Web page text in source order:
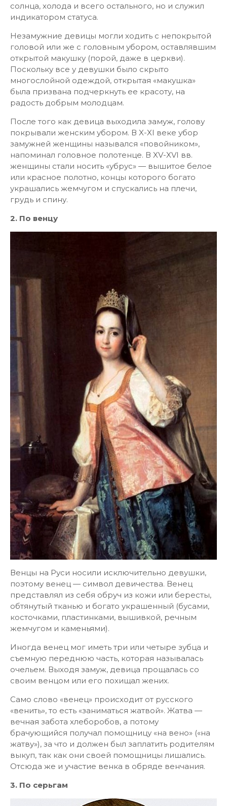
солнца, холода и всего остального, но и служил
индикатором статуса.
Незамужние девицы могли ходить с непокрытой
головой или же с головным убором, оставлявшим
открытой макушку (порой, даже в церкви).
Поскольку все у девушки было скрыто
многослойной одеждой, открытая «макушка»
была призвана подчеркнуть ее красоту, на
радость добрым молодцам.
После того как девица выходила замуж, голову
покрывали женским убором. В X-XI веке убор
замужней женщины назывался «повойником»,
напоминал головное полотенце. В XV-XVI вв.
женщины стали носить «убрус» — вышитое белое
или красное полотно, концы которого богато
украшались жемчугом и спускались на плечи,
грудь и спину.
2. По венцу
Венцы на Руси носили исключительно девушки,
поэтому венец — символ девичества. Венец
представлял из себя обруч из кожи или бересты,
обтянутый тканью и богато украшенный (бусами,
косточками, пластинками, вышивкой, речным
жемчугом и каменьями).
Иногда венец мог иметь три или четыре зубца и
съемную переднюю часть, которая называлась
очельем. Выходя замуж, девица прощалась со
своим венцом или его похищал жених.
Само слово «венец» происходит от русского
«венить», то есть «заниматься жатвой». Жатва —
вечная забота хлеборобов, а потому
брачующийся получал помощницу «на вено» («на
жатву»), за что и должен был заплатить родителям
выкуп, так как они своей помощницы лишались.
Отсюда же и участие венка в обряде венчания.
3. По серьгам